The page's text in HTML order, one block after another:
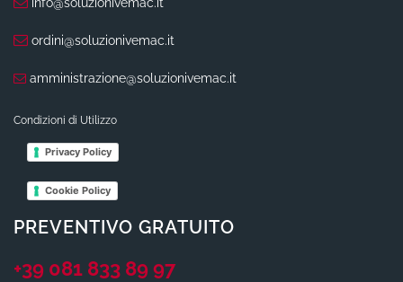
ordini@soluzionivemac.it
amministrazione@soluzionivemac.it
Condizioni di Utilizzo
Privacy Policy
Cookie Policy
PREVENTIVO GRATUITO
+39 081 833 89 97